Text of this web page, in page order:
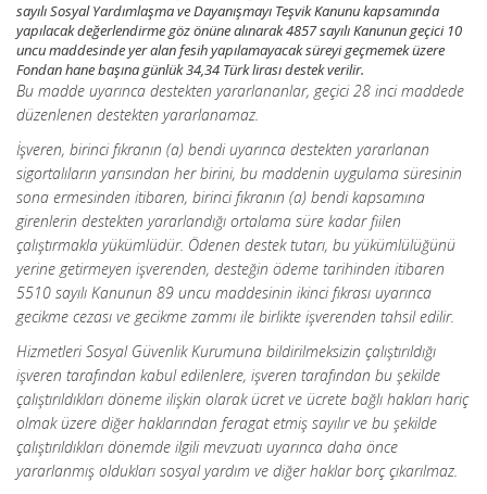
sayılı Sosyal Yardımlaşma ve Dayanışmayı Teşvik Kanunu kapsamında
yapılacak değerlendirme göz önüne alınarak 4857 sayılı Kanunun geçici 10
uncu maddesinde yer alan fesih yapılamayacak süreyi geçmemek üzere
Fondan hane başına günlük 34,34 Türk lirası destek verilir.
Bu madde uyarınca destekten yararlananlar, geçici 28 inci maddede
düzenlenen destekten yararlanamaz.
İşveren, birinci fıkranın (a) bendi uyarınca destekten yararlanan
sigortalıların yarısından her birini, bu maddenin uygulama süresinin
sona ermesinden itibaren, birinci fıkranın (a) bendi kapsamına
girenlerin destekten yararlandığı ortalama süre kadar fiilen
çalıştırmakla yükümlüdür. Ödenen destek tutarı, bu yükümlülüğünü
yerine getirmeyen işverenden, desteğin ödeme tarihinden itibaren
5510 sayılı Kanunun 89 uncu maddesinin ikinci fıkrası uyarınca
gecikme cezası ve gecikme zammı ile birlikte işverenden tahsil edilir.
Hizmetleri Sosyal Güvenlik Kurumuna bildirilmeksizin çalıştırıldığı
işveren tarafından kabul edilenlere, işveren tarafından bu şekilde
çalıştırıldıkları döneme ilişkin olarak ücret ve ücrete bağlı hakları hariç
olmak üzere diğer haklarından feragat etmiş sayılır ve bu şekilde
çalıştırıldıkları dönemde ilgili mevzuatı uyarınca daha önce
yararlanmış oldukları sosyal yardım ve diğer haklar borç çıkarılmaz.